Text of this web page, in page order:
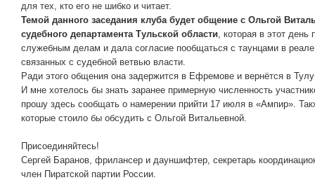
для тех, кто его не шибко и читает.
Темой данного заседания клуба будет общение с Ольгой
судебного департамента Тульской области, которая в этот
служебным делам и дала согласие пообщаться с таунцами в
связанных с судебной ветвью власти.
Ради этого общения она задержится в Ефремове и вернётся в
И мне хотелось бы знать заранее примерную численность
прошу здесь сообщать о намерении прийти 17 июля в «Ампир».
которые стоило бы обсудить с Ольгой Витальевной.
Присоединяйтесь!
Сергей Баранов, фрилансер и дауншифтер, секретарь
член Пиратской партии России.